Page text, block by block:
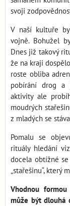
svoji
V naší kultuře
vojně. Bohužel
Dnes již takový
že na kraji
roste obliba
pobírání drog a
aktivity ale
moudrých
z mladých se
Pomalu se
rituály hledání
docela obtížné
„stařešinu“, který
Vhodnou
může být dlouhá